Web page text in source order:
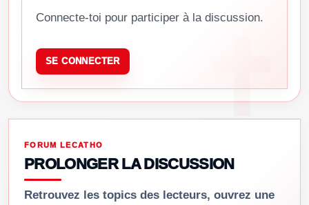
Connecte-toi pour participer à la discussion.
SE CONNECTER
FORUM LECATHO
PROLONGER LA DISCUSSION
Retrouvez les topics des lecteurs, ouvrez une